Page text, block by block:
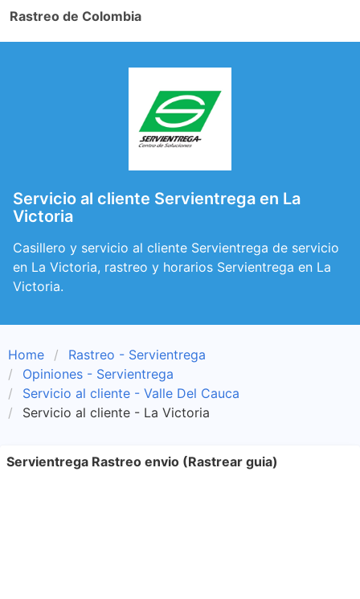
Rastreo de Colombia
Servicio al cliente Servientrega en La
Victoria
Casillero y servicio al cliente Servientrega de servicio
en La Victoria, rastreo y horarios Servientrega en La
Victoria.
Home
Rastreo - Servientrega
Opiniones - Servientrega
Servicio al cliente - Valle Del Cauca
Servicio al cliente - La Victoria
Servientrega Rastreo envio (Rastrear guia)